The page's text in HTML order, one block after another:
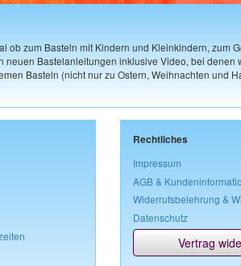
ob zum Basteln mit Kindern und Kleinkindern, zum
Bastelanleitungen inklusive Video, bei denen
Basteln (nicht nur zu Ostern, Weihnachten und
Rechtliches
Impressum
AGB &
Widerrufsbelehrung &
Datenschutz
Vertrag